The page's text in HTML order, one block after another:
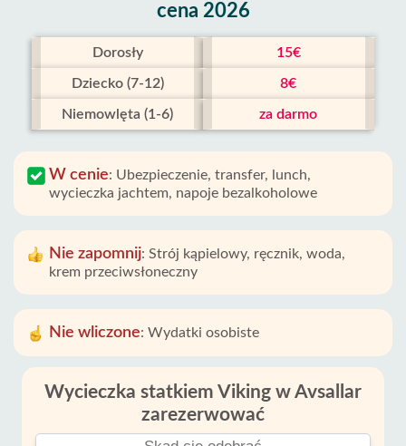
cena 2026
Dorosły 15€
Dziecko (7-12) 8€
Niemowlęta (1-6) za darmo
W cenie: Ubezpieczenie, transfer, lunch,
wycieczka jachtem, napoje bezalkoholowe
Nie zapomnij: Strój kąpielowy, ręcznik, woda,
krem ​​​​przeciwsłoneczny
Nie wliczone: Wydatki osobiste
Wycieczka statkiem Viking w Avsallar
zarezerwować